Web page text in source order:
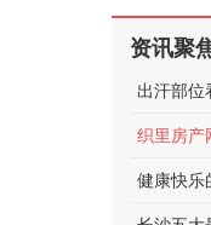
资讯聚
出汗部位
织里房产
健康快乐